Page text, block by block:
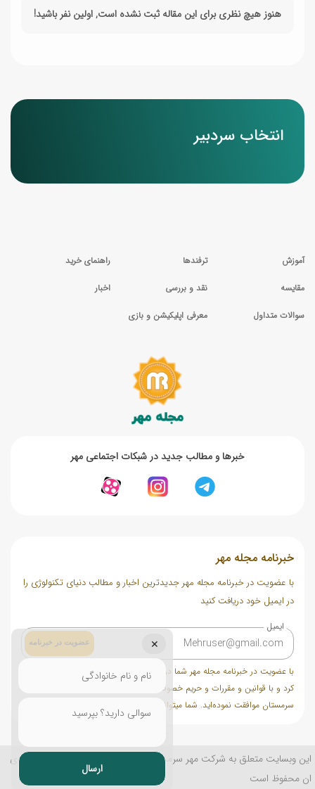
هنوز هیچ نظری برای این مقاله ثبت نشده است, اولین نفر باشید!
انتخاب سردبیر
آموزش ترفندها راهنمای خرید
مقایسه نقد و بررسی اخبار
سوالات متداول معرفی اپلیکیشن و بازی
خبر‌ها و مطالب جدید در شبکات اجتماعی مهر
خبرنامه مجله مهر
با عضویت در خبرنامه مجله مهر جدیدترین اخبار و مطالب دنیای تکنولوژی را
در ایمیل خود دریافت کنید
ایمیل
عضویت در خبرنامه
با عضویت در خبرنامه مجله مهر شما در ایمیل خود مطالب مختلف دریافت خواهید
کرد و با قوانین و مقررات و حریم خصوصی سایت شرکت خدماتی تجاری مهر
سرمستان موافقت نموده‌اید. شما میتوانید در هر زمان عضویت خود را لغو کنید.
این وبسایت متعلق به شرکت مهر سرمستان میباشد و کلیه حقوق مادی و معنوی
ان محفوظ است
✕